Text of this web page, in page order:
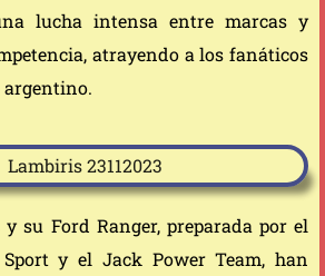
lucha intensa entre marcas y
atrayendo a los fanáticos
su Ford Ranger, preparada por el
y el Jack Power Team, han